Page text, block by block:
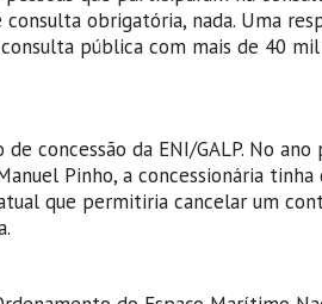
obrigatória, nada. Uma
pública com mais de 40
concessão da ENI/GALP. No ano
Pinho, a concessionária tinha
que permitiria cancelar um